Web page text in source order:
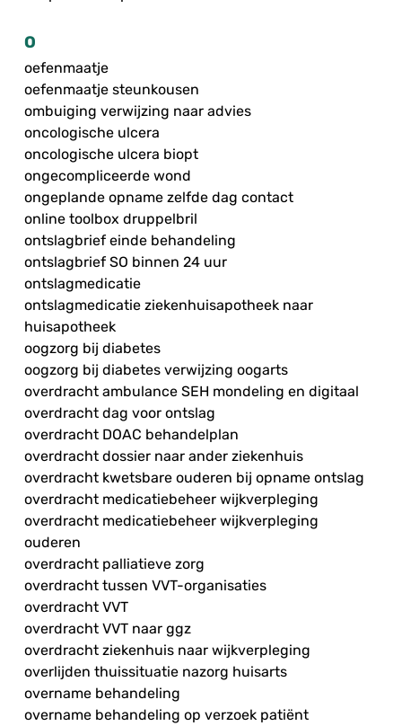
O
oefenmaatje
oefenmaatje steunkousen
ombuiging verwijzing naar advies
oncologische ulcera
oncologische ulcera biopt
ongecompliceerde wond
ongeplande opname zelfde dag contact
online toolbox druppelbril
ontslagbrief einde behandeling
ontslagbrief SO binnen 24 uur
ontslagmedicatie
ontslagmedicatie ziekenhuisapotheek naar
huisapotheek
oogzorg bij diabetes
oogzorg bij diabetes verwijzing oogarts
overdracht ambulance SEH mondeling en digitaal
overdracht dag voor ontslag
overdracht DOAC behandelplan
overdracht dossier naar ander ziekenhuis
overdracht kwetsbare ouderen bij opname ontslag
overdracht medicatiebeheer wijkverpleging
overdracht medicatiebeheer wijkverpleging
ouderen
overdracht palliatieve zorg
overdracht tussen VVT-organisaties
overdracht VVT
overdracht VVT naar ggz
overdracht ziekenhuis naar wijkverpleging
overlijden thuissituatie nazorg huisarts
overname behandeling
overname behandeling op verzoek patiënt